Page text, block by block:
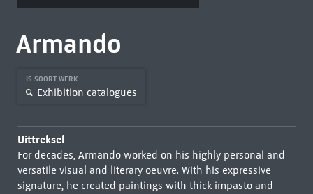
Armando
IS SOORT WERK
Exhibition catalogues
Uittreksel
For decades, Armando worked on his highly personal and
versatile visual and literary oeuvre. With his expressive
signature, he created paintings with thick impasto and